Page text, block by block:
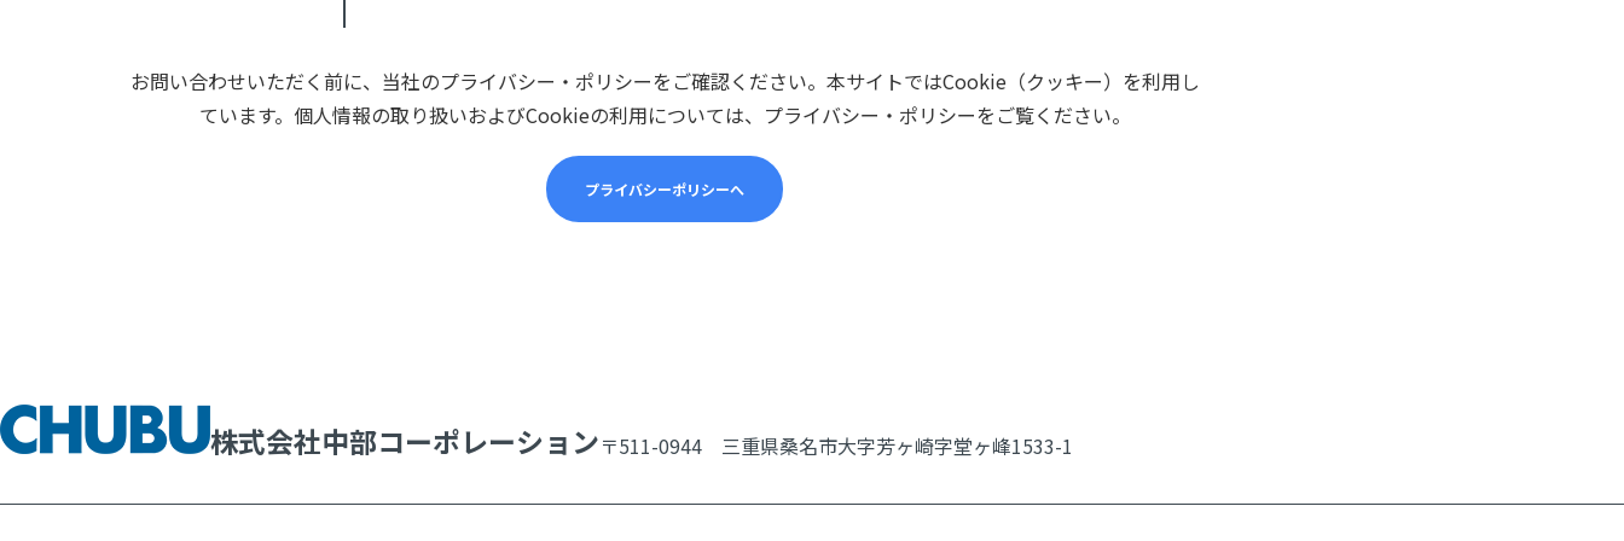
お問い合わせいただく前に、当社のプライバシー・ポリシーをご確認ください。本サイトではCookie（クッキー）を利用し
ています。個人情報の取り扱いおよびCookieの利用については、プライバシー・ポリシーをご覧ください。
プライバシーポリシーへ
株式会社中部コーポレーション〒511-0944 三重県桑名市大字芳ヶ崎字堂ヶ峰1533-1